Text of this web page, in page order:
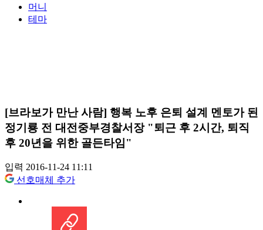
머니
테마
[브라보가 만난 사람] 행복 노후 은퇴 설계 멘토가 된
정기룡 전 대전중부경찰서장 "퇴근 후 2시간, 퇴직
후 20년을 위한 골든타임"
입력 2016-11-24 11:11
선호매체 추가